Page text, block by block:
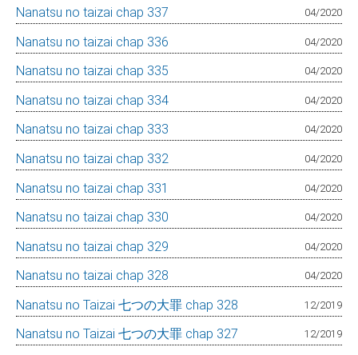
Nanatsu no taizai chap 337 04/2020
Nanatsu no taizai chap 336 04/2020
Nanatsu no taizai chap 335 04/2020
Nanatsu no taizai chap 334 04/2020
Nanatsu no taizai chap 333 04/2020
Nanatsu no taizai chap 332 04/2020
Nanatsu no taizai chap 331 04/2020
Nanatsu no taizai chap 330 04/2020
Nanatsu no taizai chap 329 04/2020
Nanatsu no taizai chap 328 04/2020
Nanatsu no Taizai 七つの大罪 chap 328 12/2019
Nanatsu no Taizai 七つの大罪 chap 327 12/2019